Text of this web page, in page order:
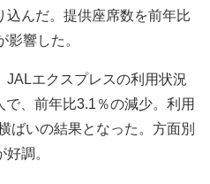
んだ。提供座席数を前年比
響した。
エクスプレスの利用状況
、前年比3.1％の減少。利用
ばいの結果となった。方面別
調。